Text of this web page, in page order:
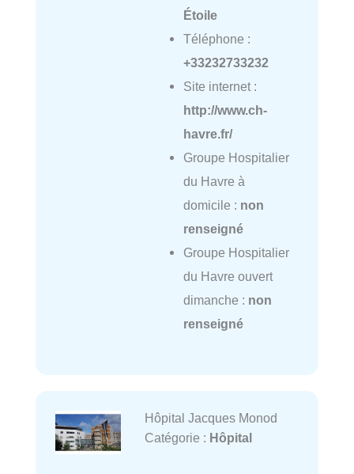
Étoile
Téléphone :
+33232733232
Site internet :
http://www.ch-
havre.fr/
Groupe Hospitalier
du Havre à
domicile : non
renseigné
Groupe Hospitalier
du Havre ouvert
dimanche : non
renseigné
Hôpital Jacques Monod
Catégorie : Hôpital